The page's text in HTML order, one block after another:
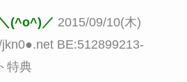
(^o^)／ 2015/09/10(木)
BE:512899213-
特典